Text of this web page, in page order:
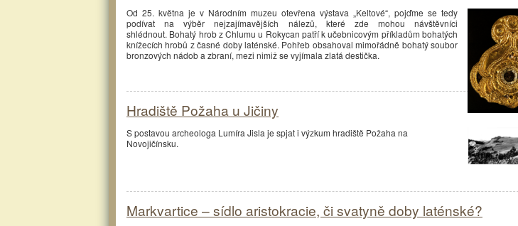
Od 25. května je v Národním muzeu otevřena výstava „Keltové“, pojďme se tedy
podívat na výběr nejzajímavějších nálezů, které zde mohou návštěvníci
shlédnout. Bohatý hrob z Chlumu u Rokycan patří k učebnicovým příkladům bohatých
knížecích hrobů z časné doby laténské. Pohřeb obsahoval mimořádně bohatý soubor
bronzových nádob a zbraní, mezi nimiž se vyjímala zlatá destička.
Hradiště Požaha u Jičiny
S postavou archeologa Lumíra Jisla je spjat i výzkum hradiště Požaha na
Novojičínsku.
Markvartice – sídlo aristokracie, či svatyně doby laténské?